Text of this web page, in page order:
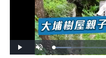
l
n
L
o